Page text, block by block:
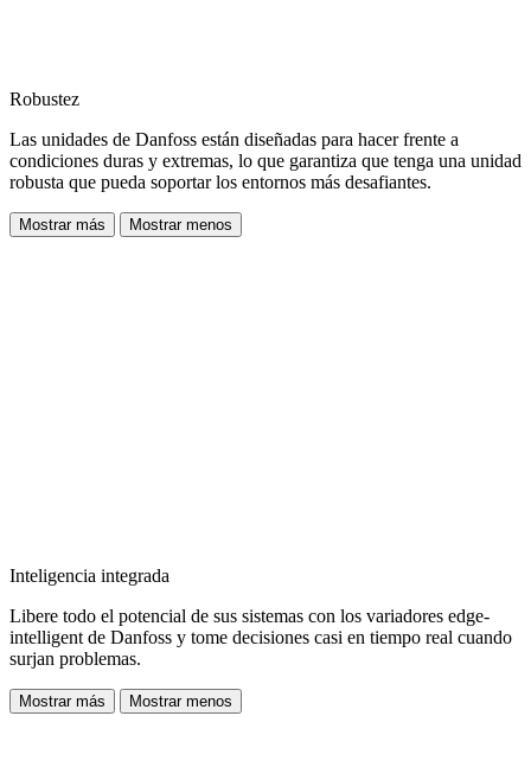
Robustez
Las unidades de Danfoss están diseñadas para hacer frente a
condiciones duras y extremas, lo que garantiza que tenga una unidad
robusta que pueda soportar los entornos más desafiantes.
Mostrar más Mostrar menos
Inteligencia integrada
Libere todo el potencial de sus sistemas con los variadores edge-
intelligent de Danfoss y tome decisiones casi en tiempo real cuando
surjan problemas.
Mostrar más Mostrar menos